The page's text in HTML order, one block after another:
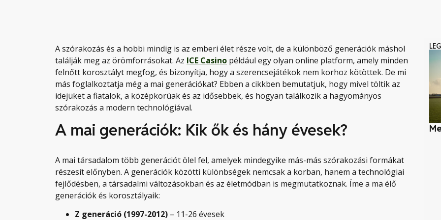
A szórakozás és a hobbi mindig is az emberi élet része volt, de a különböző generációk máshol
találják meg az örömforrásokat. Az ICE Casino például egy olyan online platform, amely minden
felnőtt korosztályt megfog, és bizonyítja, hogy a szerencsejátékok nem korhoz kötöttek. De mi
más foglalkoztatja még a mai generációkat? Ebben a cikkben bemutatjuk, hogy mivel töltik az
idejüket a fiatalok, a középkorúak és az idősebbek, és hogyan találkozik a hagyományos
szórakozás a modern technológiával.
A mai generációk: Kik ők és hány évesek?
A mai társadalom több generációt ölel fel, amelyek mindegyike más-más szórakozási formákat
részesít előnyben. A generációk közötti különbségek nemcsak a korban, hanem a technológiai
fejlődésben, a társadalmi változásokban és az életmódban is megmutatkoznak. Íme a ma élő
generációk és korosztályaik:
Z generáció (1997-2012) – 11-26 évesek